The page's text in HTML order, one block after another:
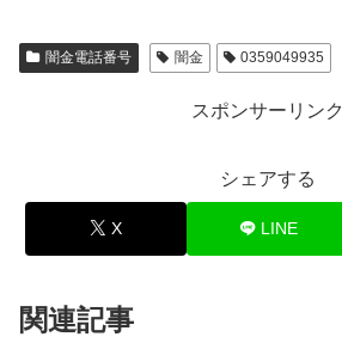
闇金電話番号 闇金 0359049935
スポンサーリンク
シェアする
X LINE
関連記事